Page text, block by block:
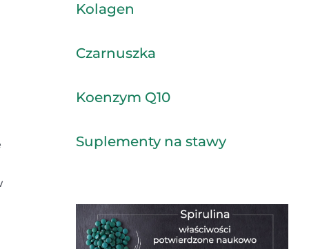
Kolagen
Czarnuszka
Koenzym Q10
Suplementy na stawy